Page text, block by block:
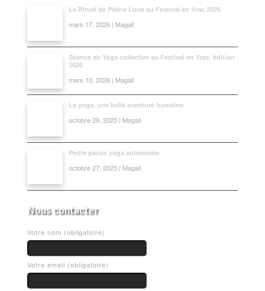
Le Rituel de Pleine Lune au Festival en Vrac 2026
mars 17, 2026 | Magali
Séance de Yoga collective au Festival en Vrac, édition
2026
mars 10, 2026 | Magali
Le yoga, une belle aventure humaine
octobre 29, 2025 | Magali
Petite pause yoga automnale
octobre 27, 2025 | Magali
Nous contacter
Votre nom (obligatoire)
Votre email (obligatoire)